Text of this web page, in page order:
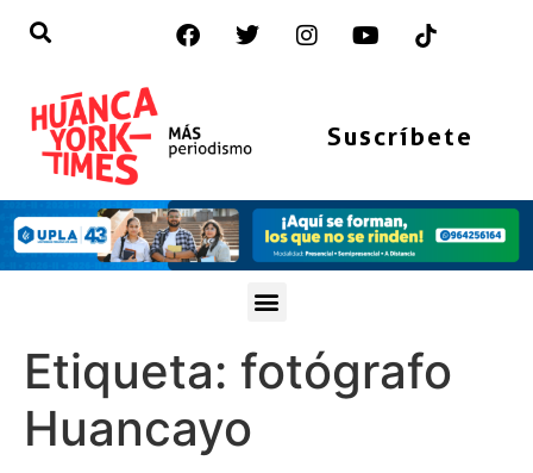
Suscríbete
Etiqueta: fotógrafo
Huancayo